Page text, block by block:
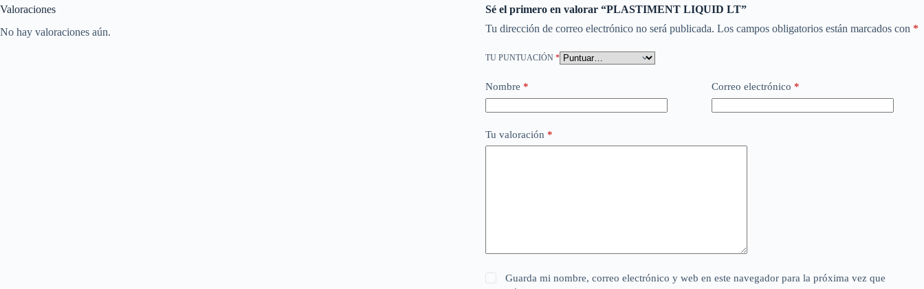
Valoraciones
No hay valoraciones aún.
Sé el primero en valorar “PLASTIMENT LIQUID LT”
Tu dirección de correo electrónico no será publicada. Los campos obligatorios están marcados con *
TU PUNTUACIÓN *
Nombre * Correo electrónico *
Tu valoración *
Guarda mi nombre, correo electrónico y web en este navegador para la próxima vez que